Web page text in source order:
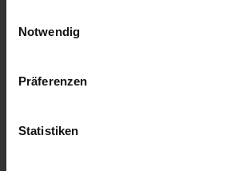
Notwendig
Präferenzen
Statistiken
4 Wochen